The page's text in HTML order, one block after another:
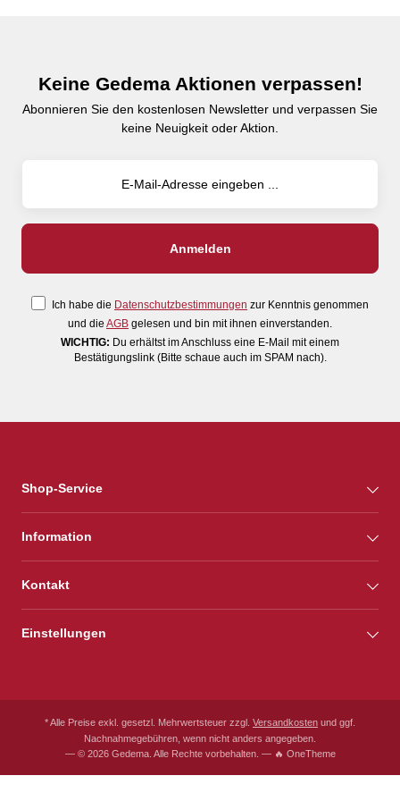
Keine Gedema Aktionen verpassen!
Abonnieren Sie den kostenlosen Newsletter und verpassen Sie
keine Neuigkeit oder Aktion.
Ich habe die Datenschutzbestimmungen zur Kenntnis genommen
und die AGB gelesen und bin mit ihnen einverstanden.
WICHTIG: Du erhältst im Anschluss eine E-Mail mit einem
Bestätigungslink (Bitte schaue auch im SPAM nach).
Shop-Service
Information
Kontakt
Einstellungen
* Alle Preise exkl. gesetzl. Mehrwertsteuer zzgl. Versandkosten und ggf.
Nachnahmegebühren, wenn nicht anders angegeben.
— © 2026 Gedema. Alle Rechte vorbehalten. — 🔥 OneTheme